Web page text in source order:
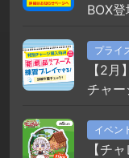
BOX登
プライ
【2
チャー
イベン
【チ